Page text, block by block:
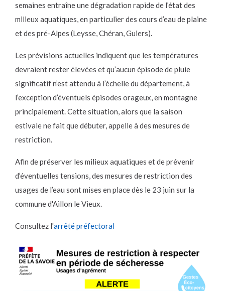
semaines entraîne une dégradation rapide de l’état des
milieux aquatiques, en particulier des cours d’eau de plaine
et des pré-Alpes (Leysse, Chéran, Guiers).
Les prévisions actuelles indiquent que les températures
devraient rester élevées et qu’aucun épisode de pluie
significatif n’est attendu à l’échelle du département, à
l’exception d’éventuels épisodes orageux, en montagne
principalement. Cette situation, alors que la saison
estivale ne fait que débuter, appelle à des mesures de
restriction.
Afin de préserver les milieux aquatiques et de prévenir
d’éventuelles tensions, des mesures de restriction des
usages de l’eau sont mises en place dès le 23 juin sur la
commune d'Aillon le Vieux.
Consultez l'arrêté préfectoral